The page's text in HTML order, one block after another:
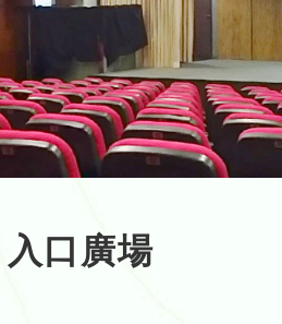
入口廣場